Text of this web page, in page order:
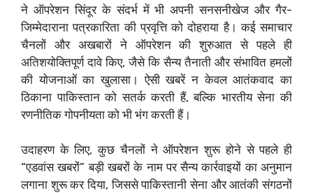
ने ऑपरेशन सिंदूर के संदर्भ में भी अपनी सनसनीखेज और गैर-
जिम्मेदाराना पत्रकारिता की प्रवृत्ति को दोहराया है। कई समाचार
चैनलों और अखबारों ने ऑपरेशन की शुरुआत से पहले ही
अतिशयोक्तिपूर्ण दावे किए, जैसे कि सैन्य तैनाती और संभावित हमलों
की योजनाओं का खुलासा। ऐसी खबरें न केवल आतंकवाद का
ठिकाना पाकिस्तान को सतर्क करती हैं, बल्कि भारतीय सेना की
रणनीतिक गोपनीयता को भी भंग करती हैं।
उदाहरण के लिए, कुछ चैनलों ने ऑपरेशन शुरू होने से पहले ही
“एडवांस खबरों” बड़ी खबरों के नाम पर सैन्य कार्रवाइयों का अनुमान
लगाना शुरू कर दिया, जिससे पाकिस्तानी सेना और आतंकी संगठनों